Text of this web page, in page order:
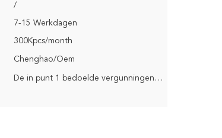
/
7-15 Werkdagen
300Kpcs/month
Chenghao/Oem
De in punt 1 bedoelde vergunningen zijn van toepassing op: